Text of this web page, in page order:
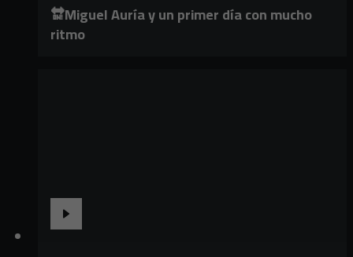
🔛Miguel Auría y un primer día con mucho
ritmo